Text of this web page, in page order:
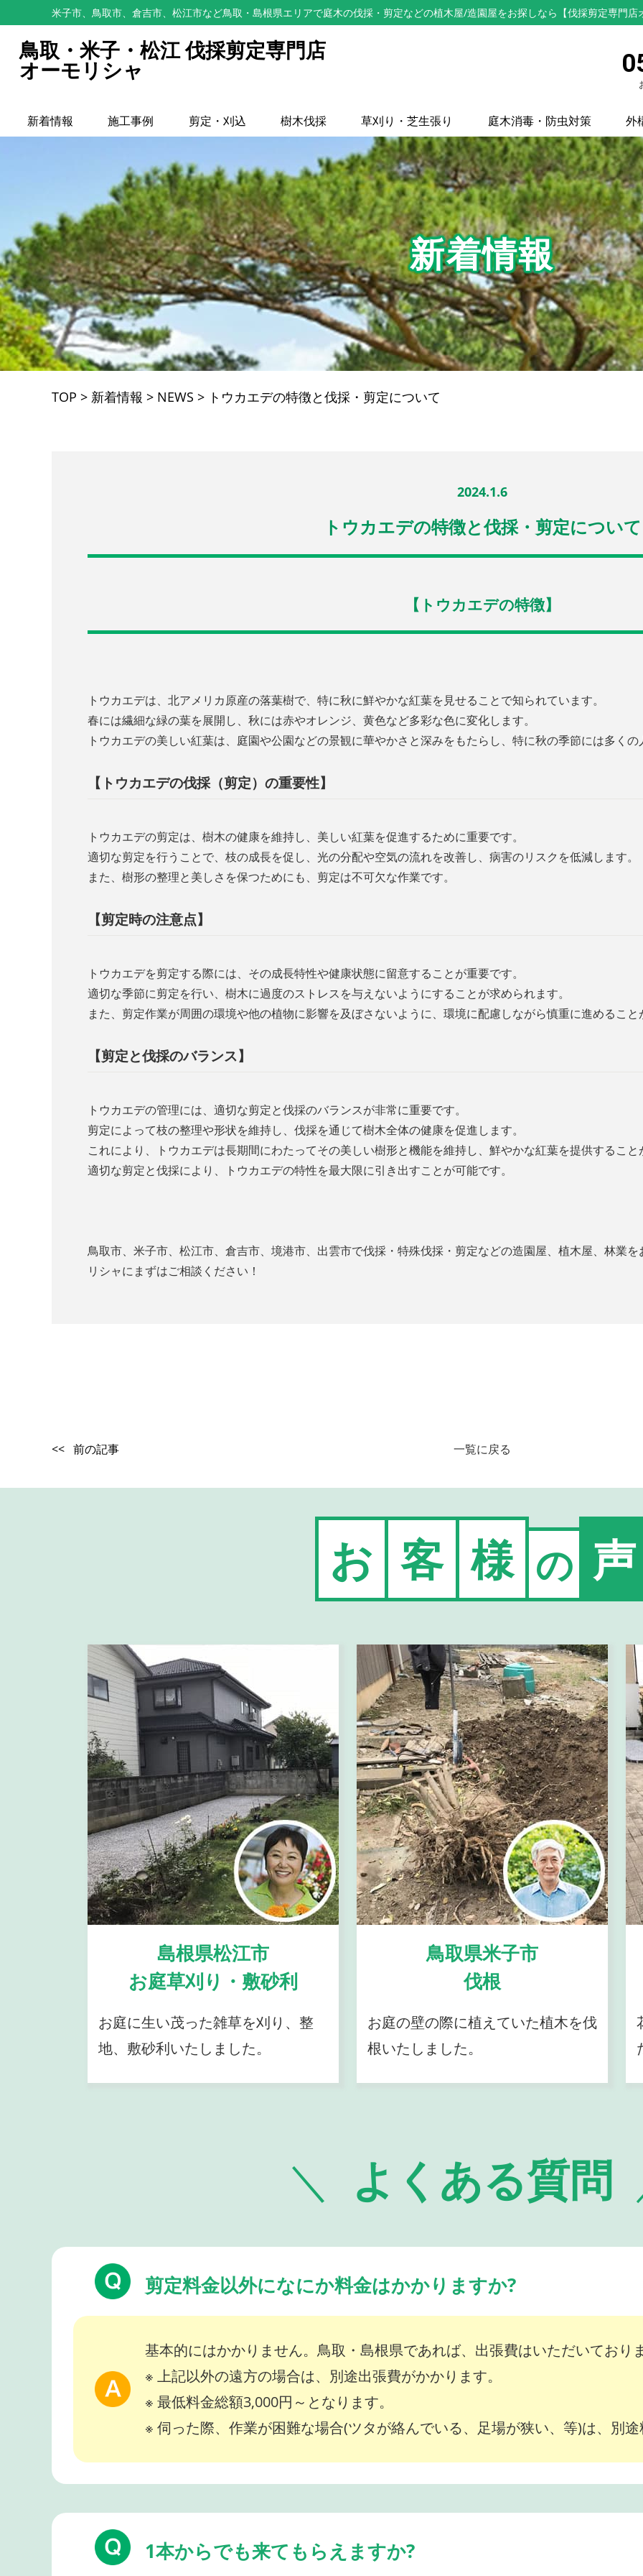
米子市、鳥取市、倉吉市、松江市など鳥取・島根県エリアで庭木の伐採・剪定などの植木屋/造園屋をお探しなら【伐採剪定専門店
鳥取・米子・松江 伐採剪定専門店
オーモリシャ
新着情報 施工事例 剪定・刈込 樹木伐採 草刈り・芝生張り 庭木消毒・防虫対策 外
新着情報
TOP > 新着情報 > NEWS > トウカエデの特徴と伐採・剪定について
2024.1.6
トウカエデの特徴と伐採・剪定について
【トウカエデの特徴】
トウカエデは、北アメリカ原産の落葉樹で、特に秋に鮮やかな紅葉を見せることで知られています。
春には繊細な緑の葉を展開し、秋には赤やオレンジ、黄色など多彩な色に変化します。
トウカエデの美しい紅葉は、庭園や公園などの景観に華やかさと深みをもたらし、特に秋の季節には多くの
【トウカエデの伐採（剪定）の重要性】
トウカエデの剪定は、樹木の健康を維持し、美しい紅葉を促進するために重要です。
適切な剪定を行うことで、枝の成長を促し、光の分配や空気の流れを改善し、病害のリスクを低減します。
また、樹形の整理と美しさを保つためにも、剪定は不可欠な作業です。
【剪定時の注意点】
トウカエデを剪定する際には、その成長特性や健康状態に留意することが重要です。
適切な季節に剪定を行い、樹木に過度のストレスを与えないようにすることが求められます。
また、剪定作業が周囲の環境や他の植物に影響を及ぼさないように、環境に配慮しながら慎重に進めること
【剪定と伐採のバランス】
トウカエデの管理には、適切な剪定と伐採のバランスが非常に重要です。
剪定によって枝の整理や形状を維持し、伐採を通じて樹木全体の健康を促進します。
これにより、トウカエデは長期間にわたってその美しい樹形と機能を維持し、鮮やかな紅葉を提供すること
適切な剪定と伐採により、トウカエデの特性を最大限に引き出すことが可能です。
鳥取市、米子市、松江市、倉吉市、境港市、出雲市で伐採・特殊伐採・剪定などの造園屋、植木屋、林業
リシャにまずはご相談ください！
<< 前の記事 一覧に戻る
お 客 様 の 声
島根県松江市
お庭草刈り・敷砂利
お庭に生い茂った雑草を刈り、整
地、敷砂利いたしました。
鳥取県米子市
伐根
お庭の壁の際に植えていた植木を伐
根いたしました。
よくある質問
剪定料金以外になにか料金はかかりますか?
基本的にはかかりません。鳥取・島根県であれば、出張費はいただいておりま
※ 上記以外の遠方の場合は、別途出張費がかかります。
※ 最低料金総額3,000円～となります。
※ 伺った際、作業が困難な場合(ツタが絡んでいる、足場が狭い、等)は、別途
1本からでも来てもらえますか?